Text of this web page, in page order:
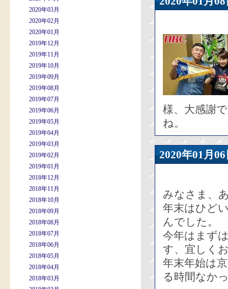
2020年03月
2020年02月
2020年01月
2019年12月
2019年11月
2019年10月
2019年09月
2019年08月
2019年07月
2019年06月
2019年05月
2019年04月
2019年03月
2019年02月
2019年01月
2018年12月
2018年11月
2018年10月
2018年09月
2018年08月
2018年07月
2018年06月
2018年05月
2018年04月
2018年03月
様、大感謝
ね。
2020年01
みなさま、
年末はひど
んでした。
今年はまず
す、宜しく
年末年始は
る時間なか